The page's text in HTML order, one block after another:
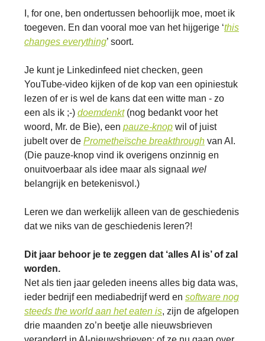
I, for one, ben ondertussen behoorlijk moe, moet ik
toegeven. En dan vooral moe van het hijgerige ‘this
changes everything’ soort.
Je kunt je Linkedinfeed niet checken, geen
YouTube-video kijken of de kop van een opiniestuk
lezen of er is wel de kans dat een witte man - zo
een als ik ;-) doemdenkt(nog bedankt voor het
woord, Mr. de Bie), een pauze-knop wil of juist
jubelt over de Prometheïsche breakthrough van AI.
(Die pauze-knop vind ik overigens onzinnig en
onuitvoerbaar als idee maar als signaal wel
belangrijk en betekenisvol.)
Leren we dan werkelijk alleen van de geschiedenis
dat we niks van de geschiedenis leren?!
Dit jaar behoor je te zeggen dat ‘alles AI is’ of zal
worden.
Net als tien jaar geleden ineens alles big data was,
ieder bedrijf een mediabedrijf werd en software nog
steeds the world aan het eaten is, zijn de afgelopen
drie maanden zo’n beetje alle nieuwsbrieven